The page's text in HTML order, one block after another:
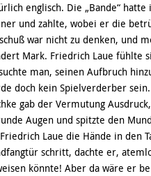
englisch. Die „Bande“
und zahlte, wobei er die
war nicht zu denken, und
Mark. Friedrich Laue fühlte
man, seinen Aufbruch
doch kein Spielverderber
gab der Vermutung
Augen und spitzte den
Laue die Hände in den
schritt, dachte er,
könnte! Aber da wäre er